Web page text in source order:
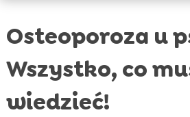
Osteoporoza u
Wszystko, co
wiedzieć!